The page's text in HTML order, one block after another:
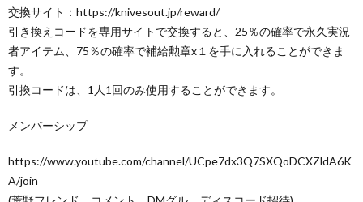
交換サイト：https://knivesout.jp/reward/
引き換えコードを専用サイトで交換すると、25％の確率で永久実況
者アイテム、75％の確率で補給勲章x１を手に入れることができま
す。
引換コードは、1人1回のみ使用することができます。
メンバーシップ
https://www.youtube.com/channel/UCpe7dx3Q7SXQoDCXZldA6K
A/join